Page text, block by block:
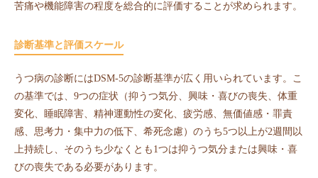
苦痛や機能障害の程度を総合的に評価することが求められます。
診断基準と評価スケール
うつ病の診断にはDSM-5の診断基準が広く用いられています。こ
の基準では、9つの症状（抑うつ気分、興味・喜びの喪失、体重
変化、睡眠障害、精神運動性の変化、疲労感、無価値感・罪責
感、思考力・集中力の低下、希死念慮）のうち5つ以上が2週間以
上持続し、そのうち少なくとも1つは抑うつ気分または興味・喜
びの喪失である必要があります。